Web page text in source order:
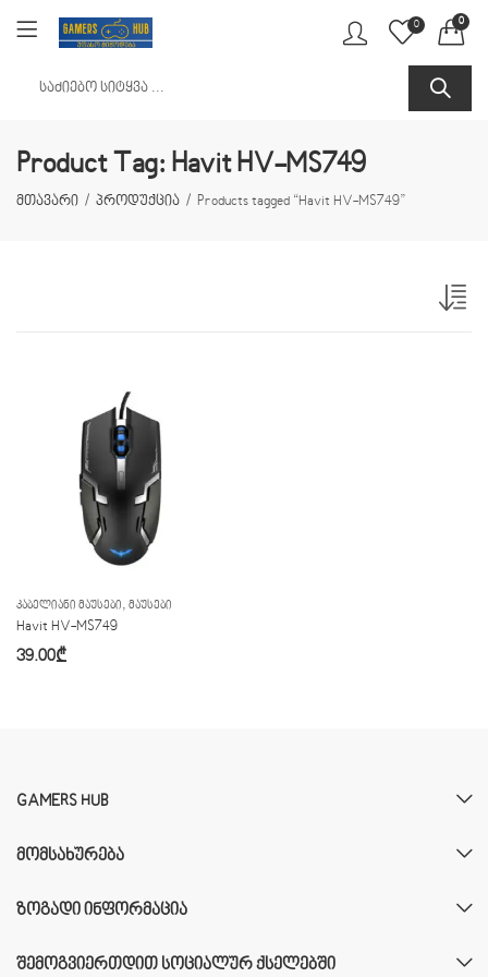
0 0
Product Tag: Havit HV-MS749
მთავარი პროდუქცია Products tagged “Havit HV-MS749”
ᲙᲐᲑᲔᲚᲘᲐᲜᲘ ᲛᲐᲣᲡᲔᲑᲘ, ᲛᲐᲣᲡᲔᲑᲘ
Havit HV-MS749
39.00₾
GAMERS HUB
ᲛᲝᲛᲡᲐᲮᲣᲠᲔᲑᲐ
ᲖᲝᲒᲐᲓᲘ ᲘᲜᲤᲝᲠᲛᲐᲪᲘᲐ
ᲨᲔᲛᲝᲒᲕᲘᲔᲠᲗᲓᲘᲗ ᲡᲝᲪᲘᲐᲚᲣᲠ ᲥᲡᲔᲚᲔᲑᲨᲘ